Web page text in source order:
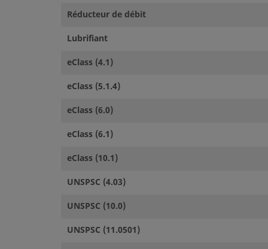
Réducteur de débit
Lubrifiant
eClass (4.1)
eClass (5.1.4)
eClass (6.0)
eClass (6.1)
eClass (10.1)
UNSPSC (4.03)
UNSPSC (10.0)
UNSPSC (11.0501)